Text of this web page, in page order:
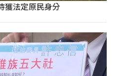
獲法定原民身分